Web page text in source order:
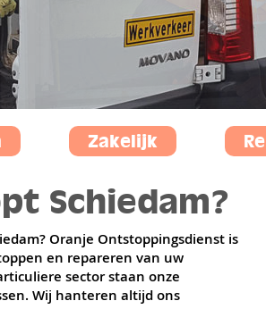
Oranje Ontstoppingsdienst is
en repareren van uw
sector staan onze
Wij hanteren altijd ons
Schiedam?
Zakelijk
Rotterdam